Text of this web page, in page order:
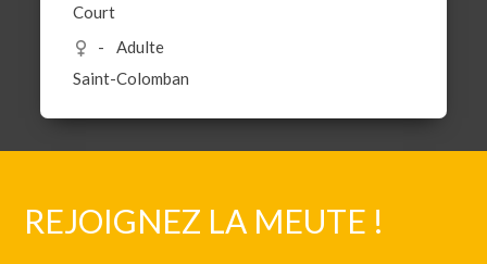
Court
Adulte
Saint-Colomban
REJOIGNEZ LA MEUTE !